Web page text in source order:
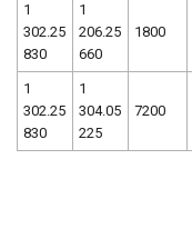
1
302.25
830
1
206.25
660
1800
1
302.25
830
1
304.05
225
7200